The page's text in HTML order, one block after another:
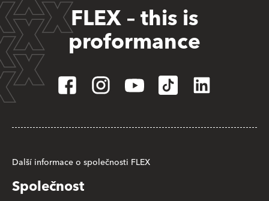
FLEX – this is
proformance
Další informace o společnosti FLEX
Společnost